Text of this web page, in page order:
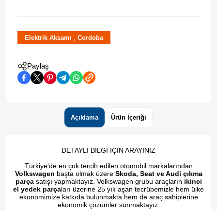
Elektrik Aksamı Cordoba
Paylaş
Açıklama Ürün İçeriği
DETAYLI BİLGİ İÇİN ARAYINIZ
Türkiye'de en çok tercih edilen otomobil markalarından
Volkswagen başta olmak üzere Skoda, Seat ve Audi çıkma
parçasatışı yapmaktayız. Volkswagen grubu araçların ikinci
el yedek parçaları üzerine 25 yılı aşan tecrübemizle hem ülke
ekonomimize katkıda bulunmakta hem de araç sahiplerine
ekonomik çözümler sunmaktayız.